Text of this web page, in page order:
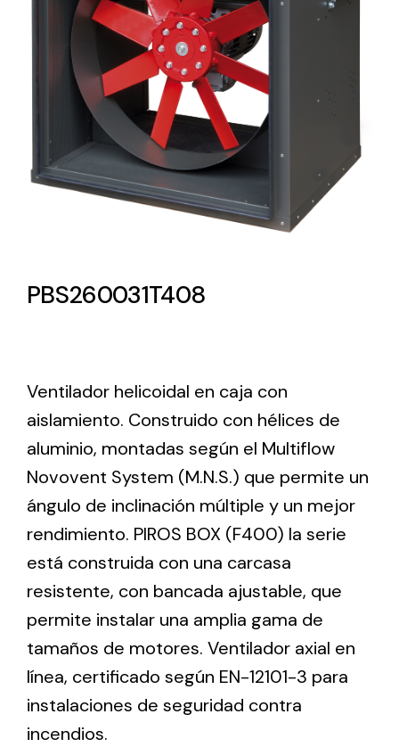
Lighting and Electrical
Equipment
Complete solutions in lighting and electrical
material for each project and need
Amplia gama de ventiladores y equipos de
Ventilation
The incorporation of Novovent into the group
meant a greater offer of ventilation products for
different uses
Iluminación Solar
Variedad de soluciones solares para todo tipo
de necesidades.
PBS260031T408
Ventilador helicoidal en caja con
aislamiento. Construido con hélices de
aluminio, montadas según el Multiflow
Novovent System (M.N.S.) que permite un
ángulo de inclinación múltiple y un mejor
rendimiento. PIROS BOX (F400) la serie
está construida con una carcasa
resistente, con bancada ajustable, que
permite instalar una amplia gama de
tamaños de motores. Ventilador axial en
línea, certificado según EN-12101-3 para
instalaciones de seguridad contra
incendios.